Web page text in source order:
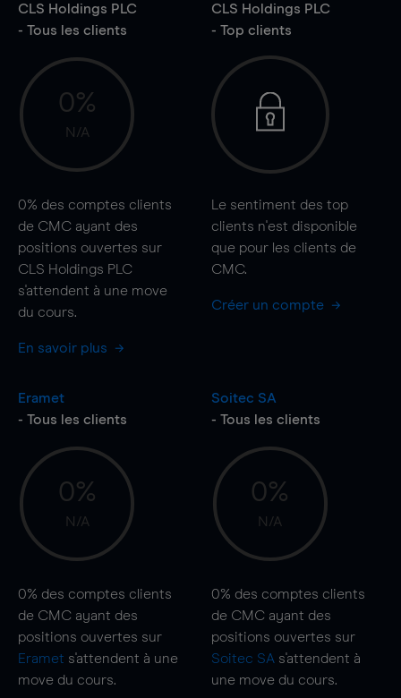
CLS Holdings PLC
- Tous les clients
0%
N/A
0% des comptes clients
de CMC ayant des
positions ouvertes sur
CLS Holdings PLC
s'attendent à une move
du cours.
En savoir plus
CLS Holdings PLC
- Top clients
Le sentiment des top
clients n'est disponible
que pour les clients de
CMC.
Créer un compte
Eramet
- Tous les clients
0%
N/A
0% des comptes clients
de CMC ayant des
positions ouvertes sur
Eramet s'attendent à une
move du cours.
Soitec SA
- Tous les clients
0%
N/A
0% des comptes clients
de CMC ayant des
positions ouvertes sur
Soitec SA s'attendent à
une move du cours.